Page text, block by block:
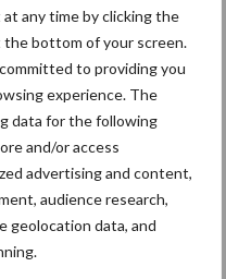
any time by clicking the
bottom of your screen.
to providing you
experience. The
data for the following
and/or access
advertising and content,
audience research,
geolocation data, and
houden
een vaak
risicofactor voor
volume en
groeien in krimpende
markt